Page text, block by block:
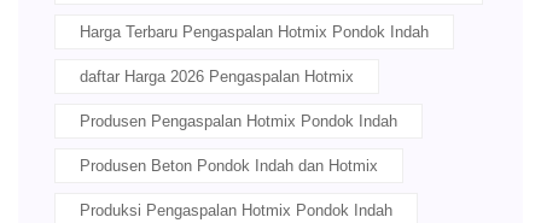
Harga Terbaru Pengaspalan Hotmix Pondok Indah
daftar Harga 2026 Pengaspalan Hotmix
Produsen Pengaspalan Hotmix Pondok Indah
Produsen Beton Pondok Indah dan Hotmix
Produksi Pengaspalan Hotmix Pondok Indah